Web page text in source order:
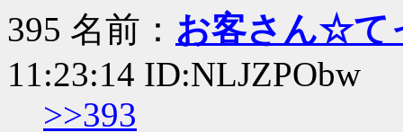
395 名前： お客さん☆て
11:23:14 ID:NLJZPObw
>>393